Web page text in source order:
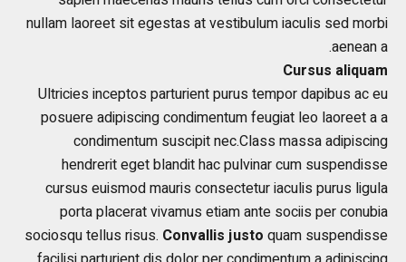
nullam laoreet sit egestas at vestibulum iaculis sed morbi
aenean a.
Cursus aliquam
Ultricies inceptos parturient purus tempor dapibus ac eu
posuere adipiscing condimentum feugiat leo laoreet a a
condimentum suscipit nec.Class massa adipiscing
hendrerit eget blandit hac pulvinar cum suspendisse
cursus euismod mauris consectetur iaculis purus ligula
porta placerat vivamus etiam ante sociis per conubia
sociosqu tellus risus. Convallis justo quam suspendisse